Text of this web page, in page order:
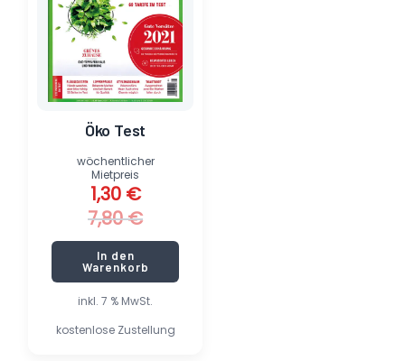
inkl. 7 % MwSt.
kostenlose Zustellung
Öko Test
7,80€
1,30 €
wöchentlicher
Mietpreis
In den
Warenkorb